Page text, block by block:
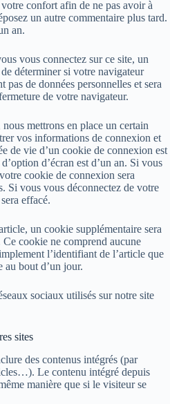
confort afin de ne pas avoir à
un autre commentaire plus tard.
an.
vous connectez sur ce site, un
déterminer si votre navigateur
de données personnelles et sera
de votre navigateur.
mettrons en place un certain
vos informations de connexion et
de vie d’un cookie de connexion est
d’écran est d’un an. Si vous
cookie de connexion sera
Si vous vous déconnectez de votre
effacé.
un cookie supplémentaire sera
cookie ne comprend aucune
l’identifiant de l’article que
bout d’un jour.
sociaux utilisés sur notre site
sites
des contenus intégrés (par
Le contenu intégré depuis
manière que si le visiteur se